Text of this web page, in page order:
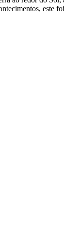
este